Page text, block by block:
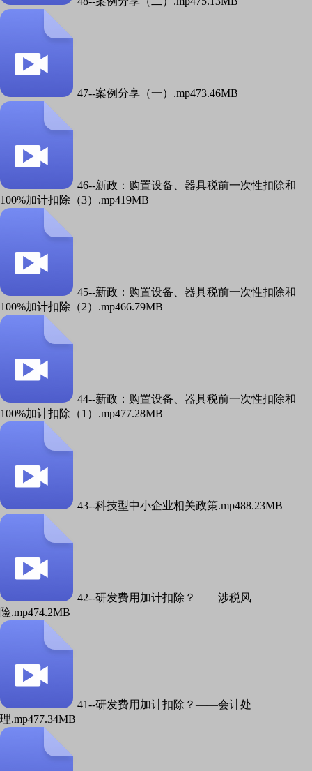
47--案例分享（一）.mp473.46MB
46--新政：购置设备、器具税前一次性扣除和
100%加计扣除（3）.mp419MB
45--新政：购置设备、器具税前一次性扣除和
100%加计扣除（2）.mp466.79MB
44--新政：购置设备、器具税前一次性扣除和
100%加计扣除（1）.mp477.28MB
43--科技型中小企业相关政策.mp488.23MB
42--研发费用加计扣除？——涉税风
险.mp474.2MB
41--研发费用加计扣除？——会计处
理.mp477.34MB